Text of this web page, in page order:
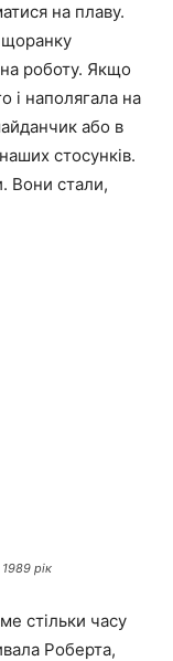
на плаву.
роботу. Якщо
і наполягала на
або в
стосунків.
Вони стали,
рік
стільки часу
Роберта,